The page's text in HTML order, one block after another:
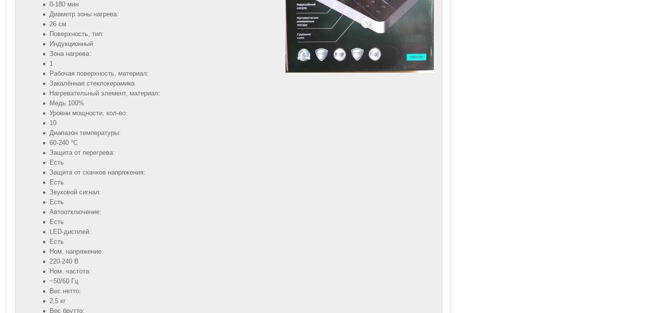
0-180 мин
Диаметр зоны нагрева:
26 см
Поверхность, тип:
Индукционный
Зона нагрева:
1
Рабочая поверхность, материал:
Закалённая стеклокерамика
Нагревательный элемент, материал:
Медь 100%
Уровни мощности, кол-во:
10
Диапазон температуры:
60-240 °C
Защита от перегрева:
Есть
Защита от скачков напряжения:
Есть
Звуковой сигнал:
Есть
Автоотключение:
Есть
LED-дисплей:
Есть
Ном. напряжение:
220-240 В
Ном. частота:
~50/60 Гц
Вес нетто:
2,5 кг
Вес брутто: